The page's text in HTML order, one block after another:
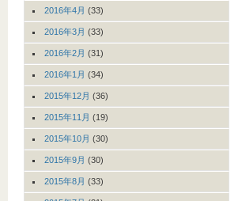
2016年4月 (33)
2016年3月 (33)
2016年2月 (31)
2016年1月 (34)
2015年12月 (36)
2015年11月 (19)
2015年10月 (30)
2015年9月 (30)
2015年8月 (33)